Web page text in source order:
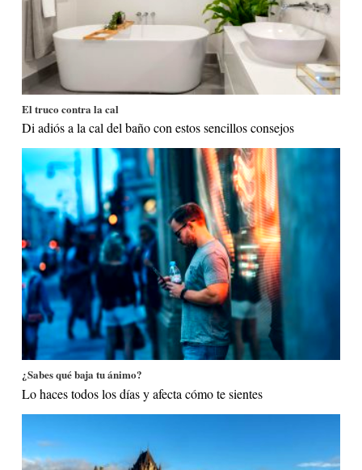
El truco contra la cal
Di adiós a la cal del baño con estos sencillos consejos
¿Sabes qué baja tu ánimo?
Lo haces todos los días y afecta cómo te sientes